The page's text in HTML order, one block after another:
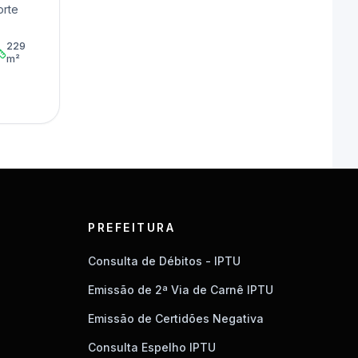
229
m²
PREFEITURA
Consulta de Débitos - IPTU
Emissão de 2ª Via de Carnê IPTU
Emissão de Certidões Negativa
Consulta Espelho IPTU